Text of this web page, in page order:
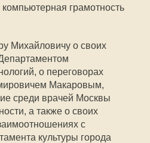
грамотность
Михайловичу о своих
о переговорах
Макаровым,
среди врачей Москвы
а также о своих
с
культуры города